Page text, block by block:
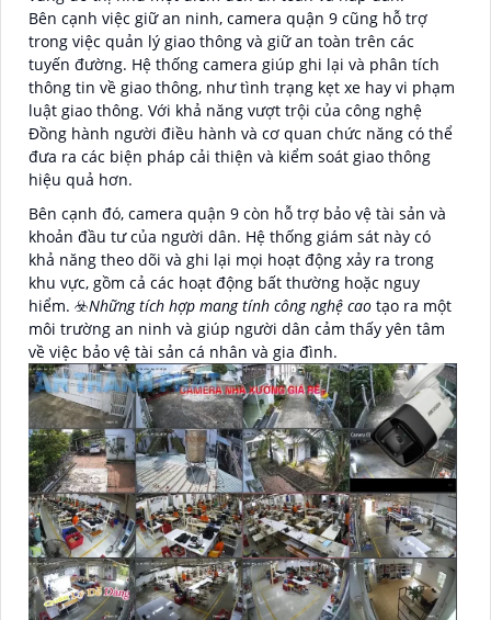
Bên cạnh việc giữ an ninh, camera quận 9 cũng hỗ trợ
trong việc quản lý giao thông và giữ an toàn trên các
tuyến đường. Hệ thống camera giúp ghi lại và phân tích
thông tin về giao thông, như tình trạng kẹt xe hay vi phạm
luật giao thông. Với khả năng vượt trội của công nghệ
Đồng hành người điều hành và cơ quan chức năng có thể
đưa ra các biện pháp cải thiện và kiểm soát giao thông
hiệu quả hơn.
Bên cạnh đó, camera quận 9 còn hỗ trợ bảo vệ tài sản và
khoản đầu tư của người dân. Hệ thống giám sát này có
khả năng theo dõi và ghi lại mọi hoạt động xảy ra trong
khu vực, gồm cả các hoạt động bất thường hoặc nguy
hiểm. ☣️Những tích hợp mang tính công nghệ cao tạo ra một
môi trường an ninh và giúp người dân cảm thấy yên tâm
về việc bảo vệ tài sản cá nhân và gia đình.